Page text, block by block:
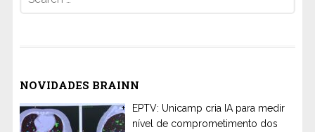
for:
NOVIDADES BRAINN
EPTV: Unicamp cria IA para medir
nível de comprometimento dos